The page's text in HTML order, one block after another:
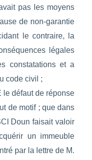
pas les moyens
de non-garantie
le contraire, la
légales
constatations et a
code civil ;
le défaut de réponse
de motif ; que dans
Doun faisait valoir
un immeuble
par la lettre de M.